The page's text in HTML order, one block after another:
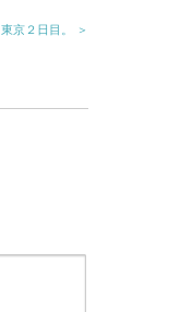
東京２日目。 ＞